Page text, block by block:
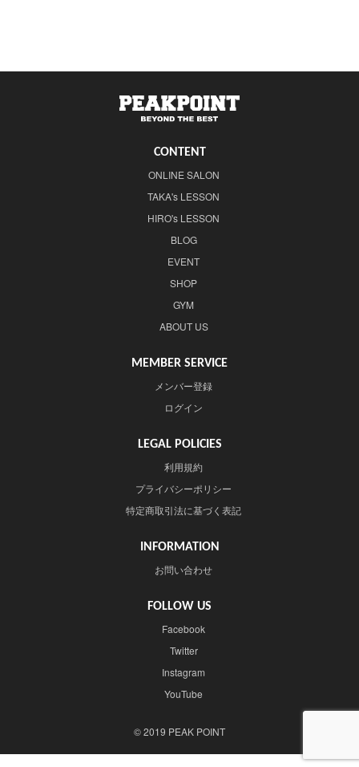
CONTENT
ONLINE SALON
TAKA's LESSON
HIRO's LESSON
BLOG
EVENT
SHOP
GYM
ABOUT US
MEMBER SERVICE
メンバー登録
ログイン
LEGAL POLICIES
利用規約
プライバシーポリシー
特定商取引法に基づく表記
INFORMATION
お問い合わせ
FOLLOW US
Facebook
Twitter
Instagram
YouTube
© 2019 PEAK POINT